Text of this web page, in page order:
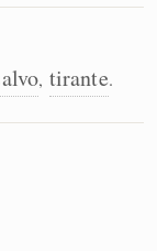
, tirante.